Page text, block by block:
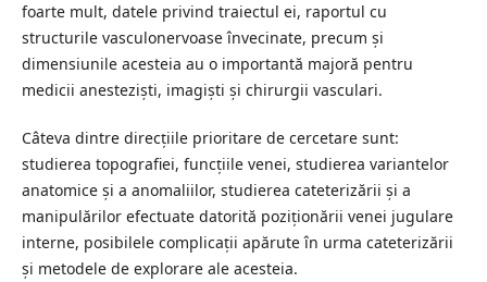
foarte mult, datele privind traiectul ei, raportul cu
structurile vasculonervoase învecinate, precum și
dimensiunile acesteia au o importantă majoră pentru
medicii anesteziști, imagiști și chirurgii vasculari.
Câteva dintre direcțiile prioritare de cercetare sunt:
studierea topografiei, funcțiile venei, studierea variantelor
anatomice și a anomaliilor, studierea cateterizării și a
manipulărilor efectuate datorită poziționării venei jugulare
interne, posibilele complicații apărute în urma cateterizării
și metodele de explorare ale acesteia.